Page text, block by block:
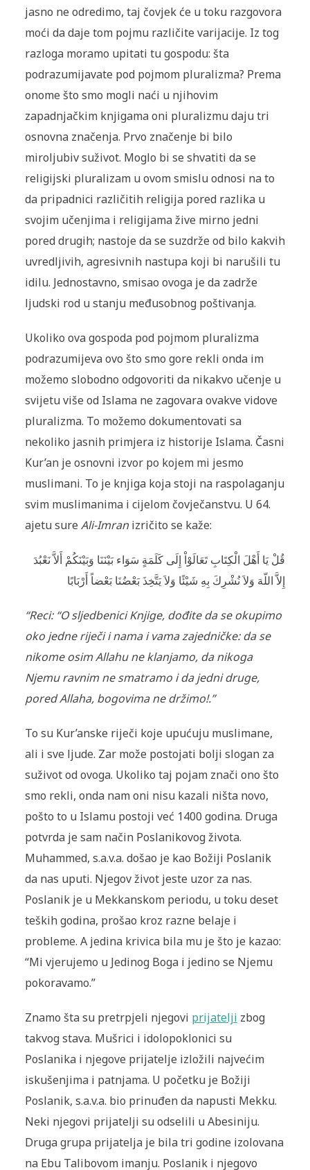
jasno ne odredimo, taj čovjek će u toku razgovora
moći da daje tom pojmu različite varijacije. Iz tog
razloga moramo upitati tu gospodu: šta
podrazumijavate pod pojmom plu­ralizma? Prema
onome što smo mogli naći u njihovim
zapadnjačkim knjigama oni pluralizmu daju tri
osnovna značenja. Prvo značenje bi bilo
miroljubiv suživot. Moglo bi se shvatiti da se
religijski plurali­zam u ovom smislu odnosi na to
da pripadnici različitih religija pored razlika u
svojim učenjima i religijama žive mirno jedni
pored drugih; nastoje da se suzdrže od bilo kakvih
uvredljivih, agresivnih nastupa koji bi narušili tu
idilu. Jednostavno, smisao ovoga je da zadrže
ljudski rod u stanju međusobnog poštivanja.
Ukoliko ova gospoda pod pojmom pluralizma
podrazumijeva ovo što smo gore rekli onda im
možemo slobodno odgovoriti da ni­kakvo učenje u
svijetu više od Islama ne zagovara ovakve vidove
pluralizma. To možemo dokumentovati sa
nekoliko jasnih primjera iz historije Islama. Časni
Kur’an je osnovni izvor po kojem mi jesmo
muslimani. To je knjiga koja stoji na raspolaganju
svim musli­manima i cijelom čovječanstvu. U 64.
ajetu sure Ali-Imranizričito se kaže:
قُلْ يَا أَهْلَ الْكِتَابِ تَعَالَوْاْ إِلَى كَلَمَةٍ سَوَاء بَيْنَنَا وَبَيْنَكُمْ أَلاَّ نَعْبُدَ
إِلاَّ اللّهَ وَلاَ نُشْرِكَ بِهِ شَيْئًا وَلاَ يَتَّخِذَ بَعْضُنَا بَعْضاً أَرْبَابًا
“Reci: “O sljedbenici Knjige, dođite da se ok­upimo
oko jedne riječi i nama i vama za­jed­ničke: da se
nikome osim Allahu ne klanjamo, da nikoga
Njemu ravnim ne smatramo i da jedni druge,
pored Allaha, bogovima ne držimo!.”
To su Kur’anske riječi koje upućuju muslimane,
ali i sve ljude. Zar može postojati bolji slogan za
suživot od ovoga. Ukoliko taj po­jam znači ono što
smo rekli, onda nam oni nisu kazali ništa novo,
pošto to u Islamu postoji već 1400 godina. Druga
potvrda je sam način Poslanikovog života.
Muhammed, s.a.v.a. došao je kao Božiji Poslanik
da nas uputi. Njegov život jeste uzor za nas.
Poslanik je u Mekkanskom periodu, u toku deset
teških godina, prošao kroz razne belaje i
probleme. A jedina krivica bila mu je što je kazao:
“Mi vjerujemo u Jedinog Boga i jedino se Njemu
pokoravamo.”
Znamo šta su pretrpjeli njegovi prijatelji zbog
takvog stava. Mušrici i idolopoklonici su
Poslanika i njegove prijatelje izložili na­jvećim
iskušenjima i patnjama. U početku je Božiji
Poslanik, s.a.v.a. bio prinuđen da napusti Mekku.
Neki njegovi prijatelji su odselili u Abesiniju.
Druga grupa prijatelja je bila tri godine izolovana
na Ebu Talibovom imanju. Poslanik i njegovo